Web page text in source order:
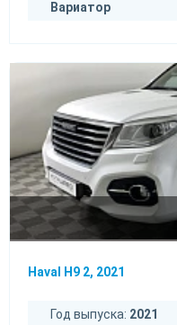
Вариатор
Haval H9 2, 2021
Год выпуска: 2021